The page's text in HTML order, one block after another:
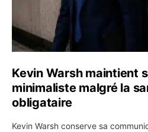
Kevin Warsh maintient
minimaliste malgré la
obligataire
Kevin Warsh conserve sa